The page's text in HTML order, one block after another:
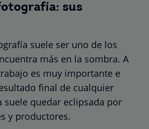
sus
suele ser uno de los
más en la sombra. A
es muy importante e
final de cualquier
suele quedar eclipsada por
y productores.